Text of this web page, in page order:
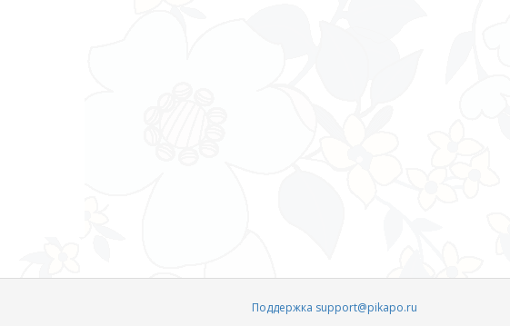
Поддержка support@pikapo.ru